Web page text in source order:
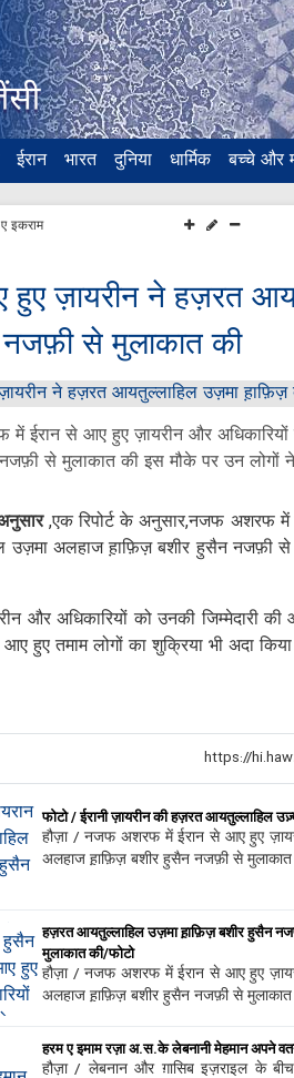
ईरान भारत दुनिया धार्मिक बच्चे और
इकराम
ज़ायरीन ने हज़रत
से मुलाकात की
ईरान से आए हुए ज़ायरीन और
से मुलाकात की इस मौके पर उन लोगों ने
,एक रिपोर्ट के अनुसार,नजफ अशरफ में
उज़मा अलहाज ह़ाफ़िज़ बशीर हुसैन नजफ़ी
और अधिकारियों को उनकी जिम्मेदारी
हुए तमाम लोगों का शुक्रिया भी अदा
फोटो / ईरानी ज़ायरीन की हज़रत आयतुल्लाहिल
हौज़ा / नजफ अशरफ में ईरान से आए हुए
अलहाज ह़ाफ़िज़ बशीर हुसैन नजफ़ी से
हज़रत आयतुल्लाहिल उज़मा ह़ाफ़िज़ बशीर हुसैन
मुलाकात की/फोटो
हौज़ा / नजफ अशरफ में ईरान से आए हुए
अलहाज ह़ाफ़िज़ बशीर हुसैन नजफ़ी से
हरम ए इमाम रज़ा अ.स.के लेबनानी मेहमान अपने
हौज़ा / लेबनान और ग़ासिब इज़राइल के